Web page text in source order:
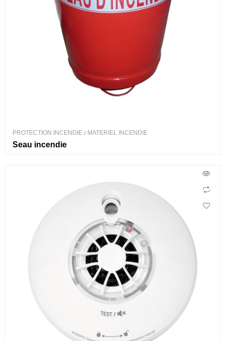
PROTECTION INCENDIE/ MATERIEL INCENDIE
Seau incendie